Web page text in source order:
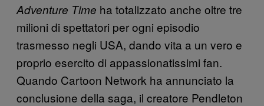
Adventure Time ha totalizzato anche oltre tre
milioni di spettatori per ogni episodio
trasmesso negli USA, dando vita a un vero e
proprio esercito di appassionatissimi fan.
Quando Cartoon Network ha annunciato la
conclusione della saga, il creatore Pendleton